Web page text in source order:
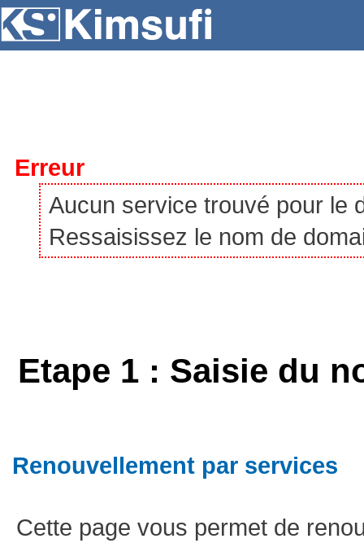
Erreur
Aucun service trouvé pour le
Ressaisissez le nom de
Etape 1 : Saisie du
Renouvellement par services
Cette page vous permet de